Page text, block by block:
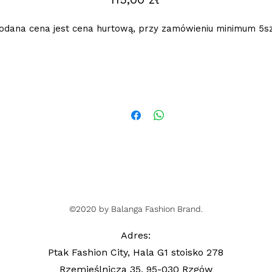
cena jest cena hurtową, przy zamówieniu minimum
©2020 by Balanga Fashion Brand.
Adres:
Ptak Fashion City, Hala G1 stoisko 278
Rzemieślnicza 35, 95-030 Rzgów